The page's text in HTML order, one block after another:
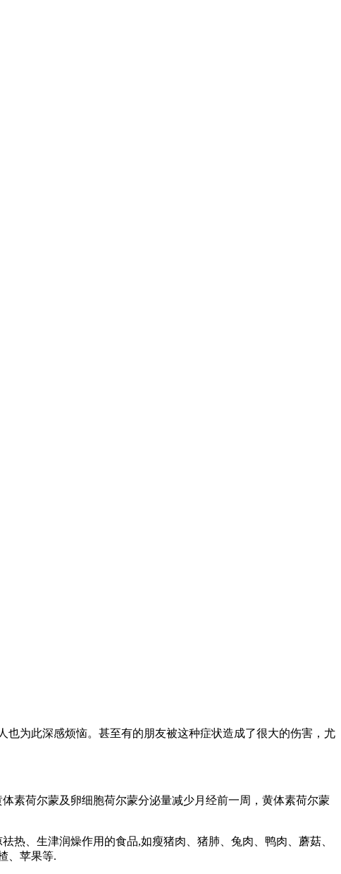
为此深感烦恼。甚至有的朋友被这种症状造成了很大的伤害，尤
素荷尔蒙及卵细胞荷尔蒙分泌量减少月经前一周，黄体素荷尔蒙
热、生津润燥作用的食品,如瘦猪肉、猪肺、兔肉、鸭肉、蘑菇、
、苹果等.